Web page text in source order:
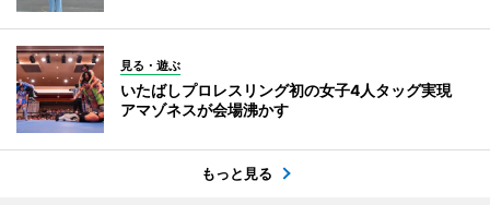
見る・遊ぶ
いたばしプロレスリング初の女子4人タッグ実現
アマゾネスが会場沸かす
もっと見る